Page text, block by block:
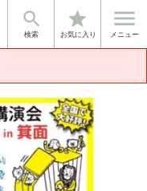

検索
star
お気に入り

メニュー